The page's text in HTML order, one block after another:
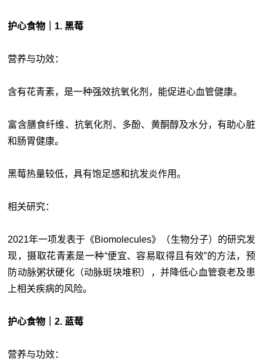
护心食物｜1. 黑莓
营养与功效：
含有花青素，是一种强效抗氧化剂，能促进心血管健康。
富含膳食纤维、抗氧化剂、多酚、黄酮醇及水分，有助心脏
和肠胃健康。
黑莓热量较低，具有饱足感和抗发炎作用。
相关研究：
2021年一项发表于《Biomolecules》（生物分子）的研究发
现，摄取花青素是一种“便宜、容易取得且有效”的方法，预
防动脉粥状硬化（动脉斑块堆积），并降低心血管衰老及患
上相关疾病的风险。
护心食物｜2. 蓝莓
营养与功效：